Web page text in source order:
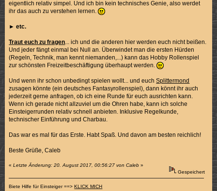
eigentlich relativ simpel. Und ich bin kein technisches Genie, also werdet
ihr das auch zu verstehen lernen.
►etc.
Traut euch zu fragen... ich und die anderen hier werden euch nicht beißen.
Und jeder fängt einmal bei Null an. Überwindet man die ersten Hürden
(Regeln, Technik, man kennt niemanden,...) kann das Hobby Rollenspiel
zur schönsten Freizeitbeschäftigung überhaupt werden.
Und wenn ihr schon unbedingt spielen wollt... und euchSplittermond
zusagen könnte (ein deutsches Fantasyrollenspiel), dann könnt ihr auch
jederzeit gerne anfragen, ob ich eine Runde für euch ausrichten kann.
Wenn ich gerade nicht allzuviel um die Ohren habe, kann ich solche
Einsteigerrunden relativ schnell anbieten. Inklusive Regelkunde,
technischer Einführung und Charbau.
Das war es mal für das Erste. Habt Spaß. Und davon am besten reichlich!
Beste Grüße, Caleb
«Letzte Änderung: 20. August 2017, 00:56:27 von Caleb »
Gespeichert
Biete Hilfe für Einsteiger ==>KLICK MICH